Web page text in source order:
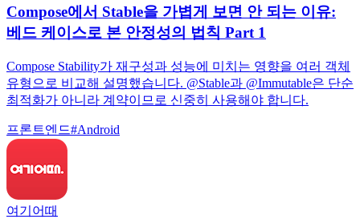
Compose에서 Stable을 가볍게 보면 안 되는 이유:
베드 케이스로 본 안정성의 법칙 Part 1
Compose Stability가 재구성과 성능에 미치는 영향을 여러 객체
유형으로 비교해 설명했습니다. @Stable과 @Immutable은 단순
최적화가 아니라 계약이므로 신중히 사용해야 합니다.
프론트엔드#Android
여기어때